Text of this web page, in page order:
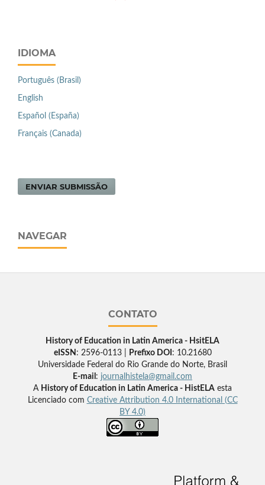
IDIOMA
Português (Brasil)
English
Español (España)
Français (Canada)
ENVIAR SUBMISSÃO
NAVEGAR
CONTATO
History of Education in Latin America - HsitELA
eISSN : 2596-0113 | Prefixo DOI : 10.21680
Universidade Federal do Rio Grande do Norte, Brasil
E-mail : journalhistela@gmail.com
A History of Education in Latin America - HistELA esta
Licenciado com Creative Attribution 4.0 International (CC
BY 4.0)